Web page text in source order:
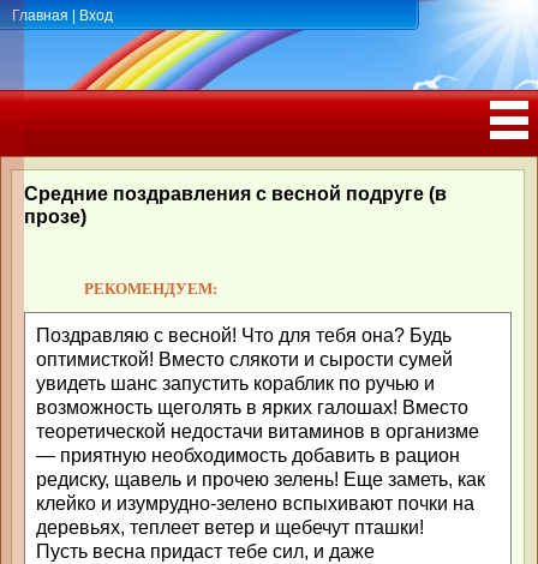
Главная Вход
РОЖДЕНИЯ, ЮБИЛЕЕМ
Средние поздравления с весной подруге (в
прозе)
РЕКОМЕНДУЕМ:
Поздравляю с весной! Что для тебя она? Будь
оптимисткой! Вместо слякоти и сырости сумей
увидеть шанс запустить кораблик по ручью и
возможность щеголять в ярких галошах! Вместо
теоретической недостачи витаминов в организме
— приятную необходимость добавить в рацион
редиску, щавель и прочею зелень! Еще заметь, как
клейко и изумрудно-зелено вспыхивают почки на
деревьях, теплеет ветер и щебечут пташки!
Пусть весна придаст тебе сил, и даже